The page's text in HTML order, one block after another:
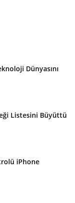
Dünyasını
Listesini Büyüttü
iPhone